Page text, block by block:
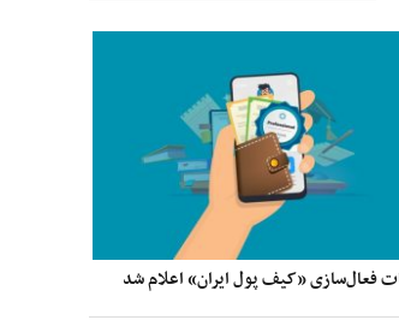
فعال‌سازی «کیف پول ایران» اعلام شد